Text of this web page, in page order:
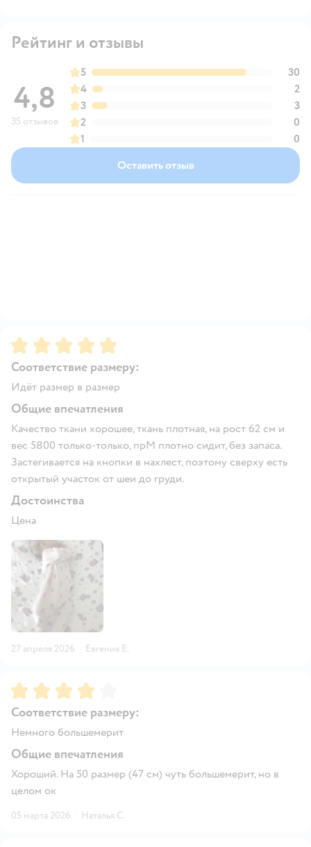
Рейтинг и отзывы
4,8
35 отзывов
5
30
4
2
3
3
2
0
1
0
Оставить отзыв
Рейтинг:5
Соответствие размеру:
Идёт размер в размер
Общие впечатления
Качество ткани хорошее, ткань плотная, на рост 62 см и
вес 5800 только-только, прМ плотно сидит, без запаса.
Застегивается на кнопки в нахлест, поэтому сверху есть
открытый участок от шеи до груди.
Достоинства
Цена
27 апреля 2026 · Евгения Е.
Рейтинг:4
Соответствие размеру:
Немного большемерит
Общие впечатления
Хороший. На 50 размер (47 см) чуть большемерит, но в
целом ок
05 марта 2026 · Наталья С.